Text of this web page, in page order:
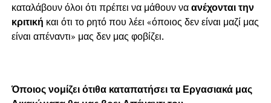
καταλάβουν όλοι ότι πρέπει να μάθουν ναανέχονται την
κριτική και ότι το ρητό που λέει «όποιος δεν είναι μαζί μας
είναι απέναντι» μας δεν μας φοβίζει.
Όποιος νομίζει ότιθα καταπατήσει τα Εργασιακά μας